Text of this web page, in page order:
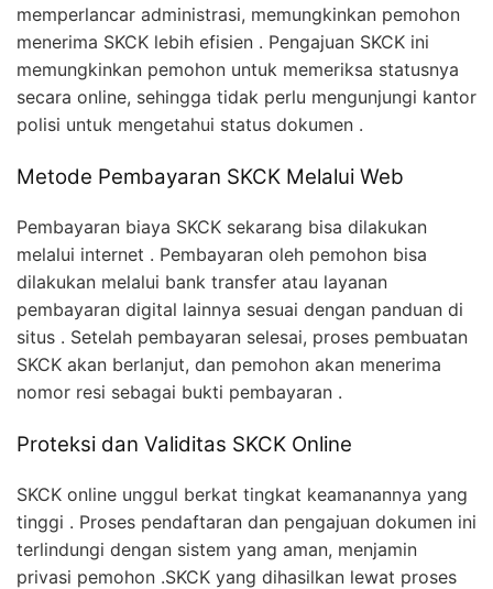
memperlancar administrasi, memungkinkan pemohon
menerima SKCK lebih efisien . Pengajuan SKCK ini
memungkinkan pemohon untuk memeriksa statusnya
secara online, sehingga tidak perlu mengunjungi kantor
polisi untuk mengetahui status dokumen .
Metode Pembayaran SKCK Melalui Web
Pembayaran biaya SKCK sekarang bisa dilakukan
melalui internet . Pembayaran oleh pemohon bisa
dilakukan melalui bank transfer atau layanan
pembayaran digital lainnya sesuai dengan panduan di
situs . Setelah pembayaran selesai, proses pembuatan
SKCK akan berlanjut, dan pemohon akan menerima
nomor resi sebagai bukti pembayaran .
Proteksi dan Validitas SKCK Online
SKCK online unggul berkat tingkat keamanannya yang
tinggi . Proses pendaftaran dan pengajuan dokumen ini
terlindungi dengan sistem yang aman, menjamin
privasi pemohon .SKCK yang dihasilkan lewat proses